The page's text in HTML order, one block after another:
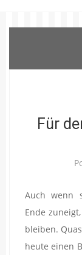
Für
Auch wenn
Ende
bleiben.
heute einen